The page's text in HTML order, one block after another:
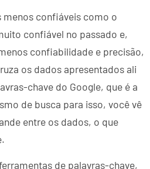
confiáveis como o
confiável no passado e,
confiabilidade e precisão,
os dados apresentados ali
chave do Google, que é a
de busca para isso, você vê
entre os dados, o que
de palavras-chave,